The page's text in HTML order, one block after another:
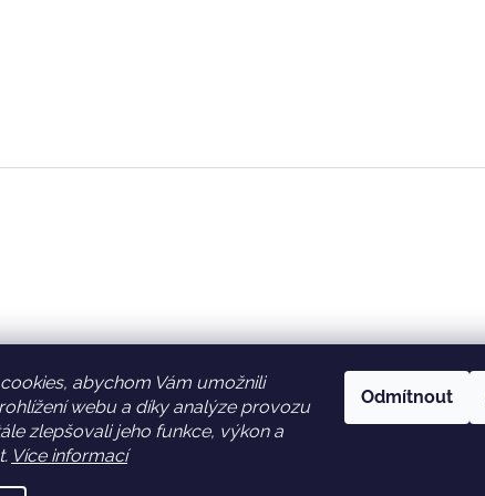
abychom Vám umožnili
webu a díky analýze provozu
zlepšovali jeho funkce, výkon a
Více informací
Odmítnout
Facebook Věrnostní slevy